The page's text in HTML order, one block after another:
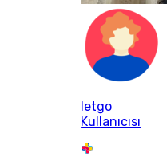
letgo
Kullanıcısı